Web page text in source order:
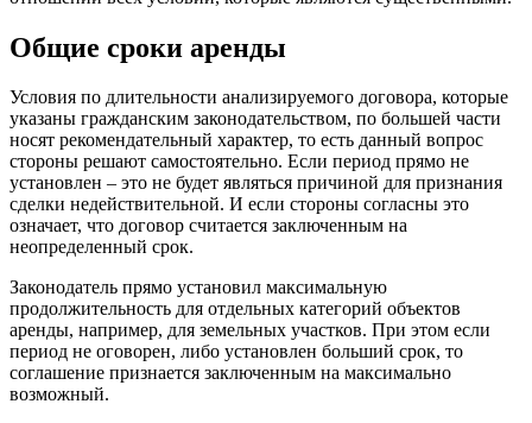
Общие сроки аренды
Условия по длительности анализируемого договора, которые
указаны гражданским законодательством, по большей части
носят рекомендательный характер, то есть данный вопрос
стороны решают самостоятельно. Если период прямо не
установлен – это не будет являться причиной для признания
сделки недействительной. И если стороны согласны это
означает, что договор считается заключенным на
неопределенный срок.
Законодатель прямо установил максимальную
продолжительность для отдельных категорий объектов
аренды, например, для земельных участков. При этом если
период не оговорен, либо установлен больший срок, то
соглашение признается заключенным на максимально
возможный.